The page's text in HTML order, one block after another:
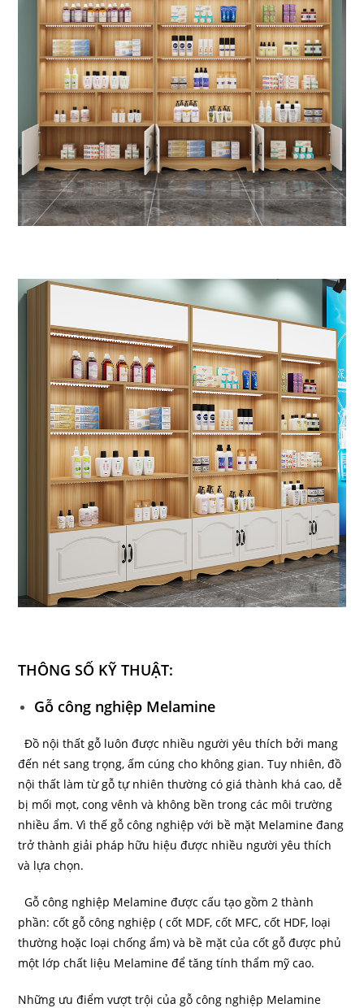
THÔNG SỐ KỸ THUẬT:
Gỗ công nghiệp Melamine
Đồ nội thất gỗ luôn được nhiều người yêu thích bởi mang
đến nét sang trọng, ấm cúng cho không gian. Tuy nhiên, đồ
nội thất làm từ gỗ tự nhiên thường có giá thành khá cao, dễ
bị mối mọt, cong vênh và không bền trong các môi trường
nhiều ẩm. Vì thế gỗ công nghiệp với bề mặt Melamine đang
trở thành giải pháp hữu hiệu được nhiều người yêu thích
và lựa chọn.
Gỗ công nghiệp Melamine được cấu tạo gồm 2 thành
phần: cốt gỗ công nghiệp ( cốt MDF, cốt MFC, cốt HDF, loại
thường hoặc loại chống ẩm) và bề mặt của cốt gỗ được phủ
một lớp chất liệu Melamine để tăng tính thẩm mỹ cao.
Những ưu điểm vượt trội của gỗ công nghiệp Melamine